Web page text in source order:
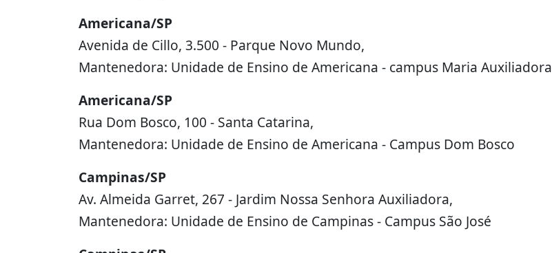
Americana/SP
Avenida de Cillo, 3.500 - Parque Novo Mundo,
Mantenedora: Unidade de Ensino de Americana - campus Maria Auxiliadora
Americana/SP
Rua Dom Bosco, 100 - Santa Catarina,
Mantenedora: Unidade de Ensino de Americana - Campus Dom Bosco
Campinas/SP
Av. Almeida Garret, 267 - Jardim Nossa Senhora Auxiliadora,
Mantenedora: Unidade de Ensino de Campinas - Campus São José